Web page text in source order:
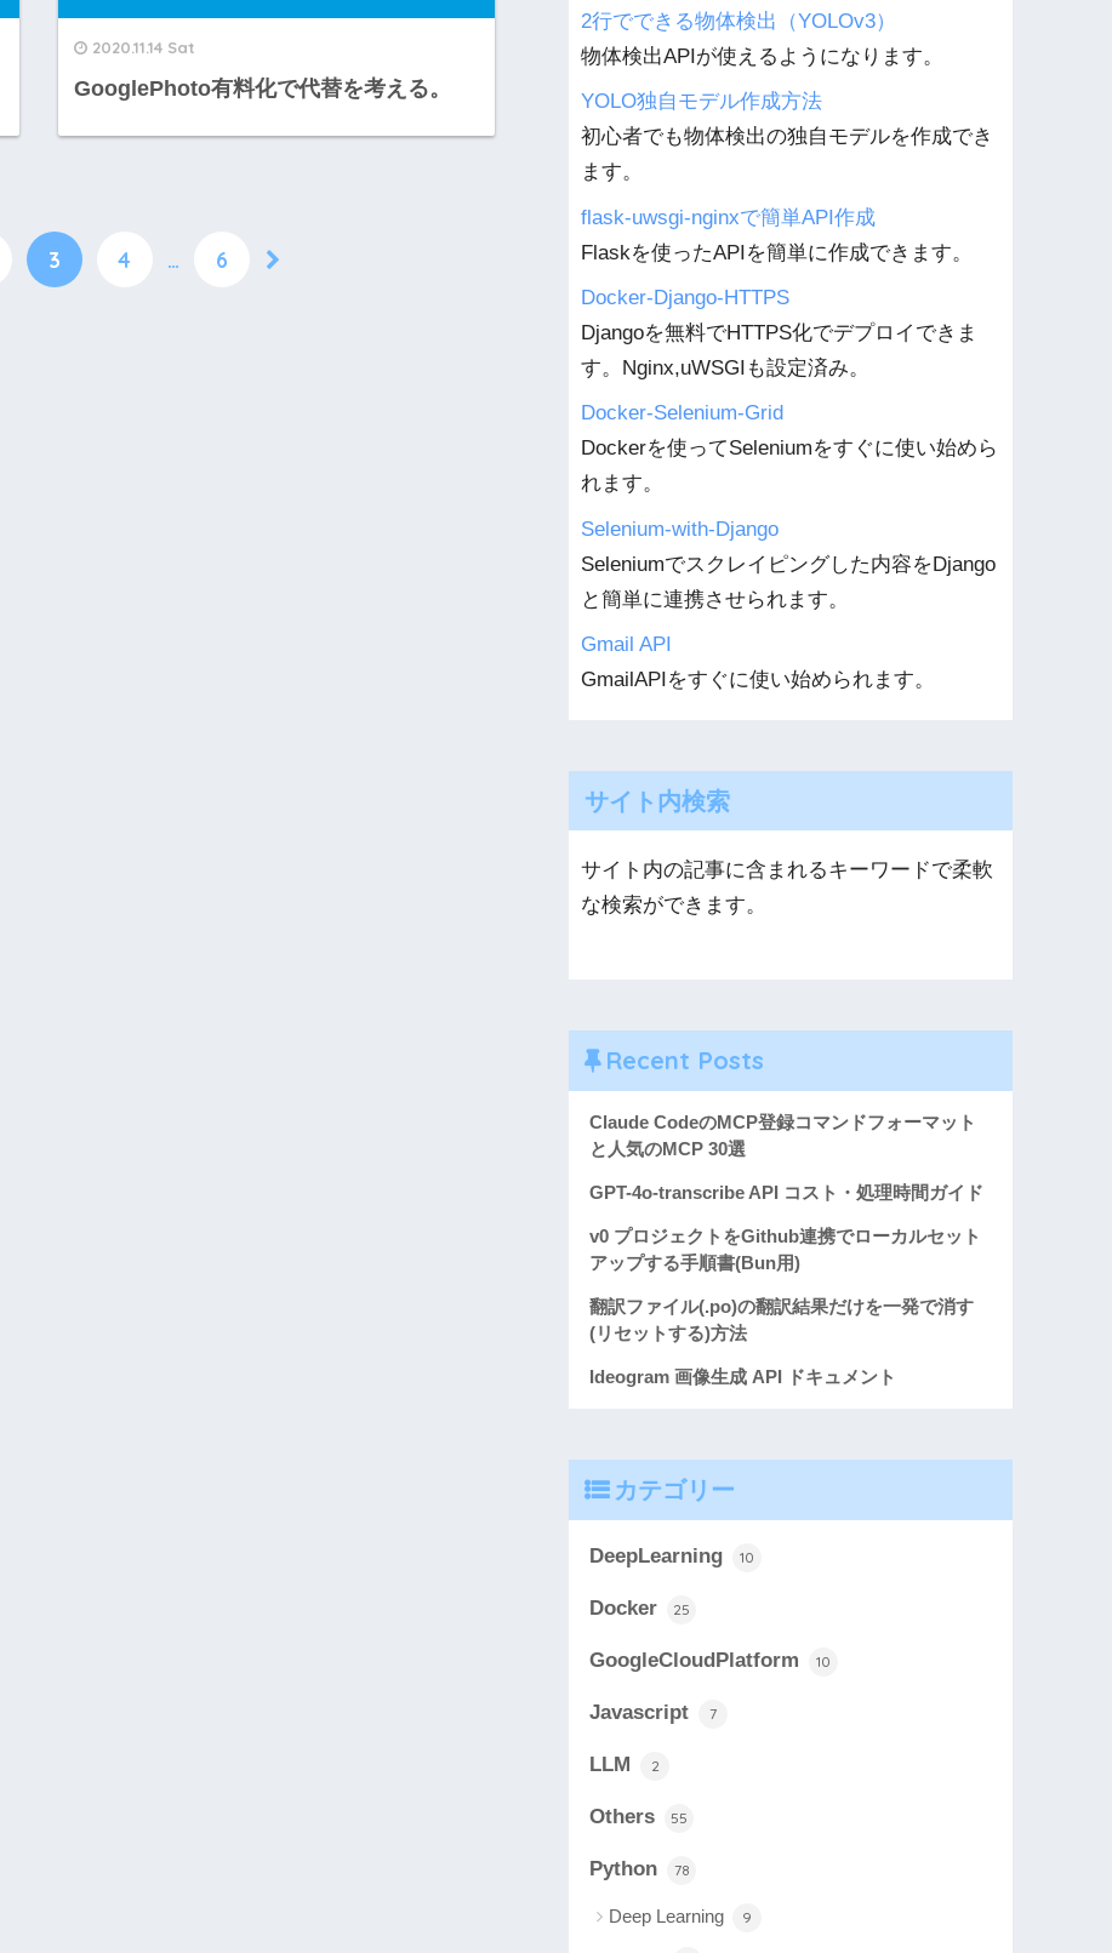
2020.11.14 Sat
GooglePhoto有料化で代替を考える。
3 4 … 6
2行でできる物体検出（YOLOv3）
物体検出APIが使えるようになります。
YOLO独自モデル作成方法
初心者でも物体検出の独自モデルを作成でき
ます。
flask-uwsgi-nginxで簡単API作成
Flaskを使ったAPIを簡単に作成できます。
Docker-Django-HTTPS
Djangoを無料でHTTPS化でデプロイできま
す。Nginx,uWSGIも設定済み。
Docker-Selenium-Grid
Dockerを使ってSeleniumをすぐに使い始めら
れます。
Selenium-with-Django
Seleniumでスクレイピングした内容をDjango
と簡単に連携させられます。
Gmail API
GmailAPIをすぐに使い始められます。
サイト内検索
サイト内の記事に含まれるキーワードで柔軟
な検索ができます。
Recent Posts
Claude CodeのMCP登録コマンドフォーマット
と人気のMCP 30選
GPT-4o-transcribe API コスト・処理時間ガイド
v0 プロジェクトをGithub連携でローカルセット
アップする手順書(Bun用)
翻訳ファイル(.po)の翻訳結果だけを一発で消す
(リセットする)方法
Ideogram 画像生成 API ドキュメント
カテゴリー
DeepLearning 10
Docker 25
GoogleCloudPlatform 10
Javascript 7
LLM 2
Others 55
Python 78
Deep Learning 9